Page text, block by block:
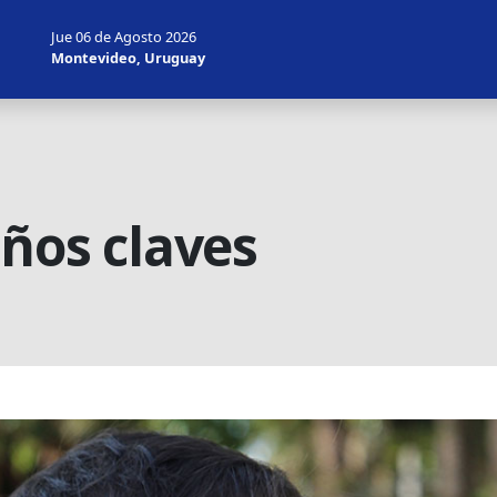
Jue 06 de Agosto 2026
Montevideo, Uruguay
claves